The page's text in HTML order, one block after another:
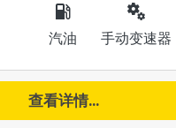
local_gas_station
汽油
miscellaneous_services
手动变速器
查看详情...